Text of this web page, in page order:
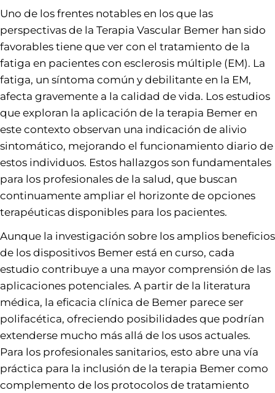
Uno de los frentes notables en los que las
perspectivas de la Terapia Vascular Bemer han sido
favorables tiene que ver con el tratamiento de la
fatiga en pacientes con esclerosis múltiple (EM). La
fatiga, un síntoma común y debilitante en la EM,
afecta gravemente a la calidad de vida. Los estudios
que exploran la aplicación de la terapia Bemer en
este contexto observan una indicación de alivio
sintomático, mejorando el funcionamiento diario de
estos individuos. Estos hallazgos son fundamentales
para los profesionales de la salud, que buscan
continuamente ampliar el horizonte de opciones
terapéuticas disponibles para los pacientes.
Aunque la investigación sobre los amplios beneficios
de los dispositivos Bemer está en curso, cada
estudio contribuye a una mayor comprensión de las
aplicaciones potenciales. A partir de la literatura
médica, la eficacia clínica de Bemer parece ser
polifacética, ofreciendo posibilidades que podrían
extenderse mucho más allá de los usos actuales.
Para los profesionales sanitarios, esto abre una vía
práctica para la inclusión de la terapia Bemer como
complemento de los protocolos de tratamiento